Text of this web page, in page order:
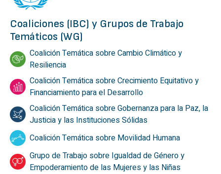
Coaliciones (IBC) y Grupos de Trabajo
Temáticos (WG)
Coalición Temática sobre Cambio Climático y
Resiliencia
Coalición Temática sobre Crecimiento Equitativo y
Financiamiento para el Desarrollo
Coalición Temática sobre Gobernanza para la Paz, la
Justicia y las Instituciones Sólidas
Coalición Temática sobre Movilidad Humana
Grupo de Trabajo sobre Igualdad de Género y
Empoderamiento de las Mujeres y las Niñas